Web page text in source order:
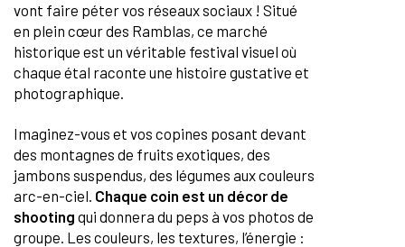
vont faire péter vos réseaux sociaux ! Situé
en plein cœur des Ramblas, ce marché
historique est un véritable festival visuel où
chaque étal raconte une histoire gustative et
photographique.
Imaginez-vous et vos copines posant devant
des montagnes de fruits exotiques, des
jambons suspendus, des légumes aux couleurs
arc-en-ciel. Chaque coin est un décor de
shooting qui donnera du peps à vos photos de
groupe. Les couleurs, les textures, l’énergie :